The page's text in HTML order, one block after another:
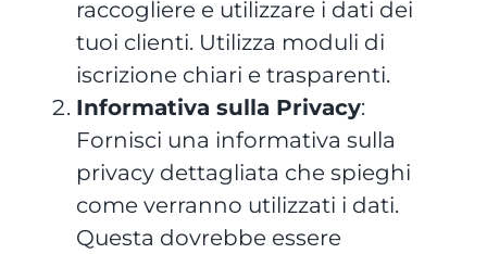
raccogliere e utilizzare i dati dei
tuoi clienti. Utilizza moduli di
iscrizione chiari e trasparenti.
Informativa sulla Privacy:
Fornisci una informativa sulla
privacy dettagliata che spieghi
come verranno utilizzati i dati.
Questa dovrebbe essere